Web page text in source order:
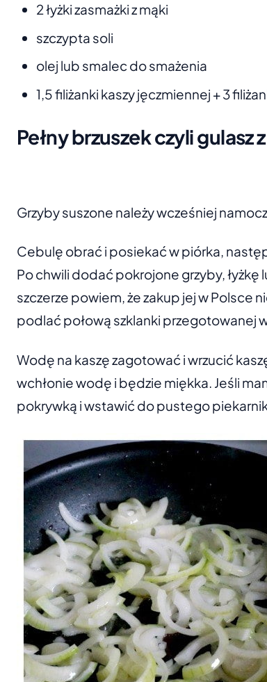
2 łyżki zasmażki z mąki
szczypta soli
olej lub smalec do smażenia
1,5 filiżanki kaszy jęczmiennej + 3
Pełny brzuszek czyli
Grzyby suszone należy wcześniej
Cebulę obrać i posiekać w piórka,
Po chwili dodać pokrojone grzyby,
szczerze powiem, że zakup jej w Polsce
podlać połową szklanki przegotowanej
Wodę na kaszę zagotować i wrzucić
wchłonie wodę i będzie miękka. Jeśli
pokrywką i wstawić do pustego